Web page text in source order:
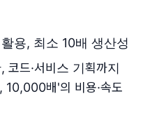
용, 최소 10배 생산성
드·서비스 기획까지
10,000배'의 비용·속도